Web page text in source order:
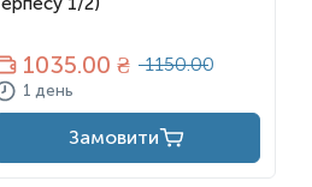
1035.00 ₴ 1150.00
1 день
Замовити